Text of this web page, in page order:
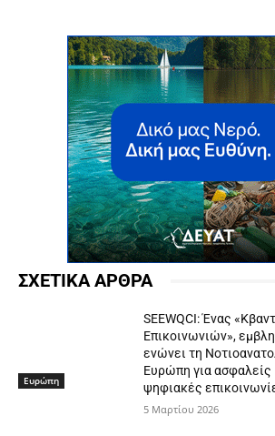
ΣΧΕΤΙΚΑ ΑΡΘΡΑ
Ευρώπη
SEEWQCI: Ένας
Επικοινωνιών»,
ενώνει τη
Ευρώπη για ασφαλείς
ψηφιακές
5 Μαρτίου 2026